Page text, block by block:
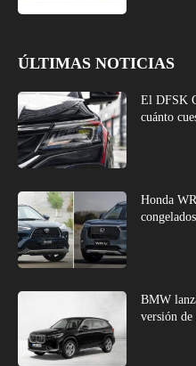
ÚLTIMAS NOTICIAS
El DFSK
cuánto
Honda
BMW
versión